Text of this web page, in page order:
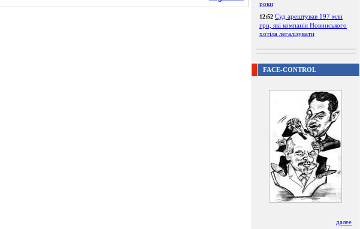
роки
12:52 Суд арештував 197 млн
грн, які компанія Новинського
хотіла легалізувати
FACE-CONTROL
далее